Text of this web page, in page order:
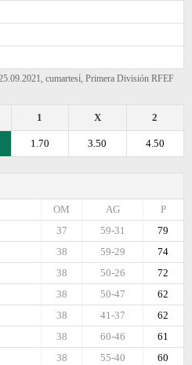
cumartesi̇, Primera División RFEF
2
X
1
4.50
3.50
1.70
P
AG
OM
79
59-31
37
74
59-29
38
72
50-26
38
62
50-47
38
62
41-37
38
61
60-46
38
60
55-40
38